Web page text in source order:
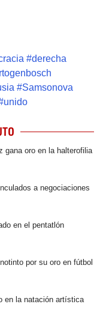
#derecha
#Samsonova
unido
gana oro en la halterofilia
a negociaciones
en el pentatlón
por su oro en fútbol
en la natación artística